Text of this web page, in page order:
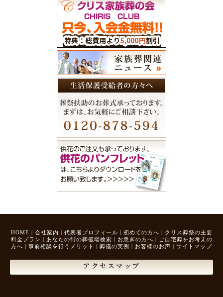
HOME | 会社案内 | 代表者プロフィール | 初めての方へ | クリス葬祭の主要
料金プラン | あなたの街の葬儀場検索 | お急ぎの方へ | ご自宅葬をお考えの
方へ | 事前相談を行うメリット | 葬儀の実例 | お客様のお声 | サイトマップ
アクセスマップ